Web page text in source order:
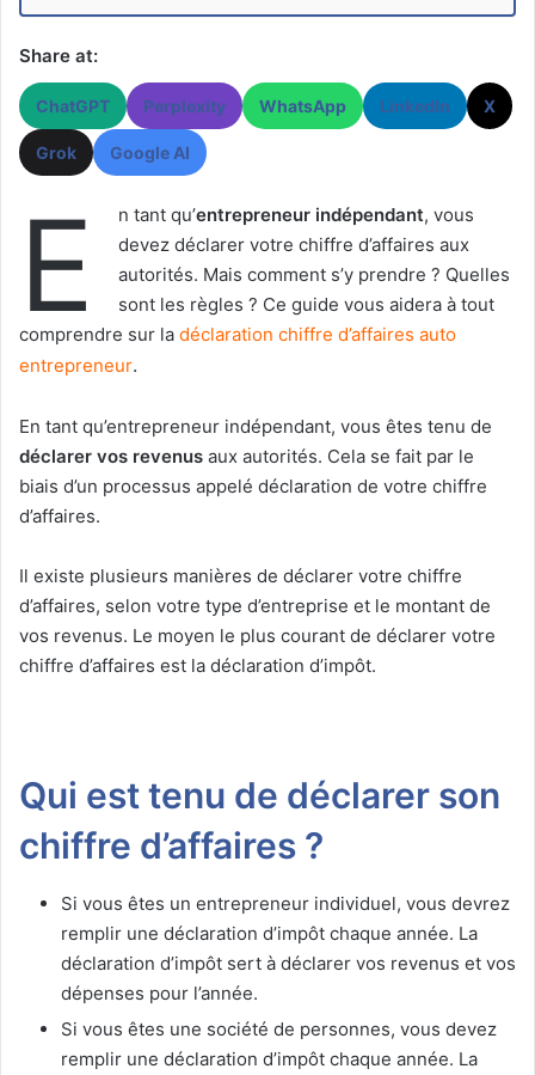
Share at:
ChatGPT Perplexity WhatsApp LinkedIn X
Grok Google AI
E n tant qu’entrepreneur indépendant, vous
devez déclarer votre chiffre d’affaires aux
autorités. Mais comment s’y prendre ? Quelles
sont les règles ? Ce guide vous aidera à tout
comprendre sur la déclaration chiffre d’affaires auto
entrepreneur.
En tant qu’entrepreneur indépendant, vous êtes tenu de
déclarer vos revenus aux autorités. Cela se fait par le
biais d’un processus appelé déclaration de votre chiffre
d’affaires.
Il existe plusieurs manières de déclarer votre chiffre
d’affaires, selon votre type d’entreprise et le montant de
vos revenus. Le moyen le plus courant de déclarer votre
chiffre d’affaires est la déclaration d’impôt.
Qui est tenu de déclarer son
chiffre d’affaires ?
Si vous êtes un entrepreneur individuel, vous devrez
remplir une déclaration d’impôt chaque année. La
déclaration d’impôt sert à déclarer vos revenus et vos
dépenses pour l’année.
Si vous êtes une société de personnes, vous devez
remplir une déclaration d’impôt chaque année. La